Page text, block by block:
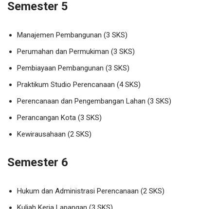
Semester 5
Manajemen Pembangunan (3 SKS)
Perumahan dan Permukiman (3 SKS)
Pembiayaan Pembangunan (3 SKS)
Praktikum Studio Perencanaan (4 SKS)
Perencanaan dan Pengembangan Lahan (3 SKS)
Perancangan Kota (3 SKS)
Kewirausahaan (2 SKS)
Semester 6
Hukum dan Administrasi Perencanaan (2 SKS)